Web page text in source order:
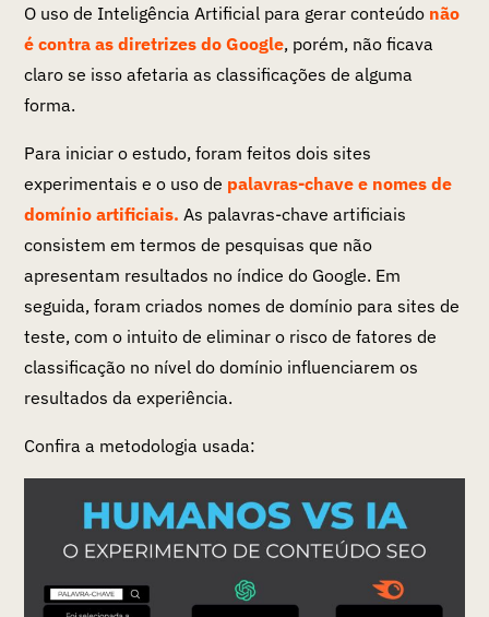
O uso de Inteligência Artificial para gerar conteúdo não
é contra as diretrizes do Google, porém, não ficava
claro se isso afetaria as classificações de alguma
forma.
Para iniciar o estudo, foram feitos dois sites
experimentais e o uso de palavras-chave e nomes de
domínio artificiais. As palavras-chave artificiais
consistem em termos de pesquisas que não
apresentam resultados no índice do Google. Em
seguida, foram criados nomes de domínio para sites de
teste, com o intuito de eliminar o risco de fatores de
classificação no nível do domínio influenciarem os
resultados da experiência.
Confira a metodologia usada: